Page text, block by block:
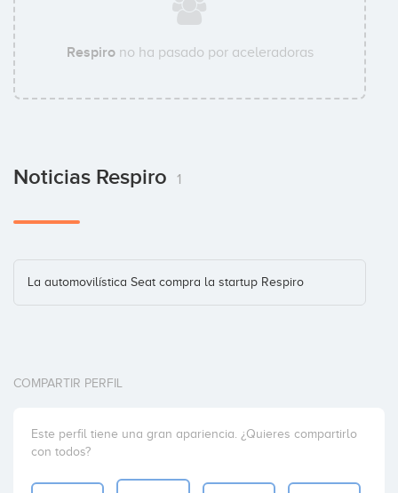
Respirono ha pasado por aceleradoras
Noticias Respiro 1
La automovilística Seat compra la startup Respiro
COMPARTIR PERFIL
Este perfil tiene una gran apariencia. ¿Quieres compartirlo
con todos?